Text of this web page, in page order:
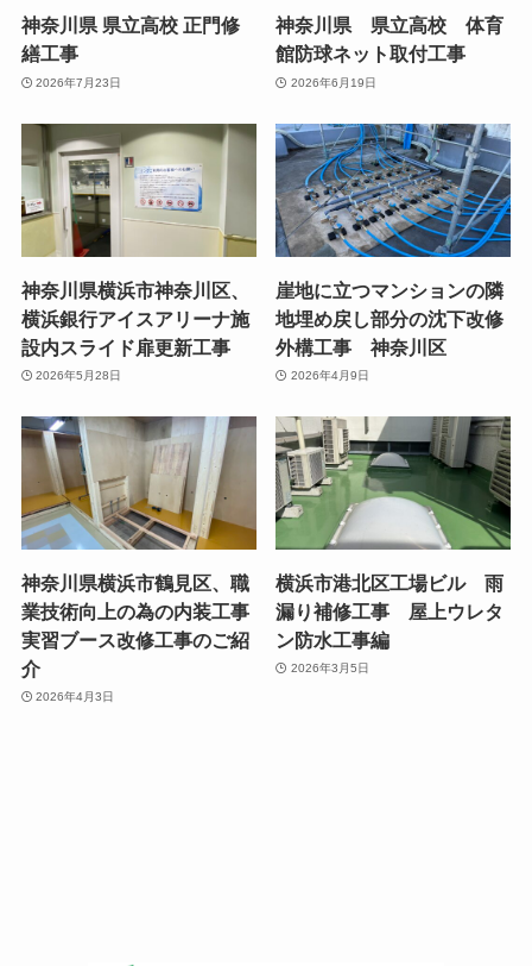
神奈川県 県立高校 正門修
繕工事
2026年7月23日
神奈川県 県立高校 体育
館防球ネット取付工事
2026年6月19日
神奈川県横浜市神奈川区、
横浜銀行アイスアリーナ施
設内スライド扉更新工事
2026年5月28日
崖地に立つマンションの隣
地埋め戻し部分の沈下改修
外構工事 神奈川区
2026年4月9日
神奈川県横浜市鶴見区、職
業技術向上の為の内装工事
実習ブース改修工事のご紹
介
2026年4月3日
横浜市港北区工場ビル 雨
漏り補修工事 屋上ウレタ
ン防水工事編
2026年3月5日